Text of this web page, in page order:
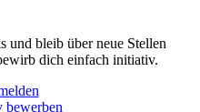
und bleib über neue Stellen
dich einfach initiativ.
bewerben